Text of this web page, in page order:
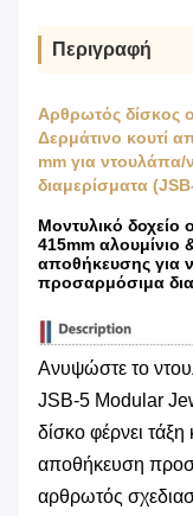
Περιγραφή
Αρθρωτός δίσκος
Δερμάτινο κουτί
mm για
διαμερίσματα
Μοντυλικό
415mm αλουμίνιο
αποθήκευσης για
προσαρμόσιμα
Ανυψώστε το
JSB-5 Modular
δίσκο φέρνει
αποθήκευση
αρθρωτός